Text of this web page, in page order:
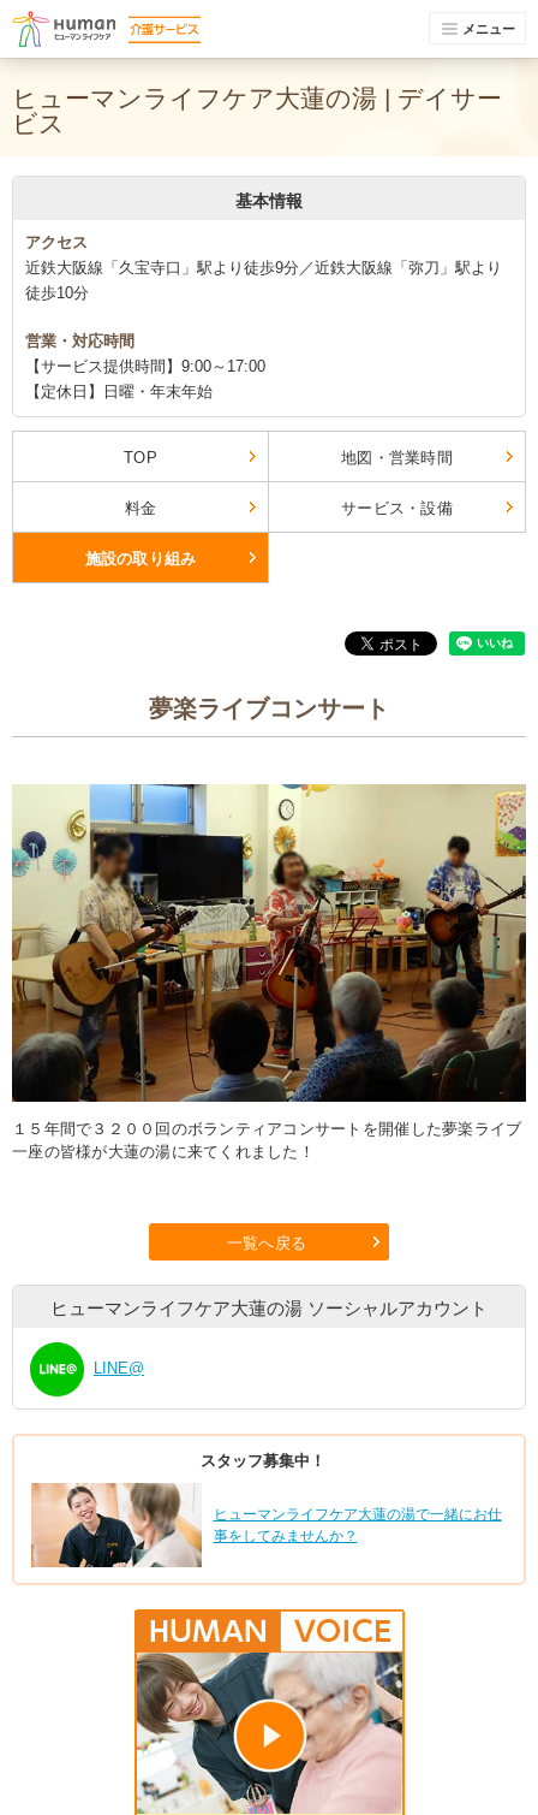
メニュー
ヒューマンライフケア大蓮の湯 | デイサー
ビス
基本情報
アクセス
近鉄大阪線「久宝寺口」駅より徒歩9分／近鉄大阪線「弥刀」駅より
徒歩10分
営業・対応時間
【サービス提供時間】9:00～17:00
【定休日】日曜・年末年始
TOP 地図・営業時間
料金 サービス・設備
施設の取り組み
夢楽ライブコンサート
１５年間で３２００回のボランティアコンサートを開催した夢楽ライブ
一座の皆様が大蓮の湯に来てくれました！
一覧へ戻る
ヒューマンライフケア大蓮の湯 ソーシャルアカウント
LINE@
スタッフ募集中！
ヒューマンライフケア大蓮の湯で一緒にお仕
事をしてみませんか？